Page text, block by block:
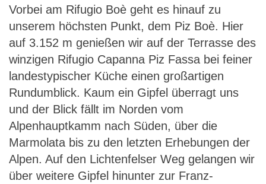
Vorbei am Rifugio Boè geht es hinauf zu
unserem höchsten Punkt, dem Piz Boè. Hier
auf 3.152 m genießen wir auf der Terrasse des
winzigen Rifugio Capanna Piz Fassa bei feiner
landestypischer Küche einen großartigen
Rundumblick. Kaum ein Gipfel überragt uns
und der Blick fällt im Norden vom
Alpenhauptkamm nach Süden, über die
Marmolata bis zu den letzten Erhebungen der
Alpen. Auf den Lichtenfelser Weg gelangen wir
über weitere Gipfel hinunter zur Franz-